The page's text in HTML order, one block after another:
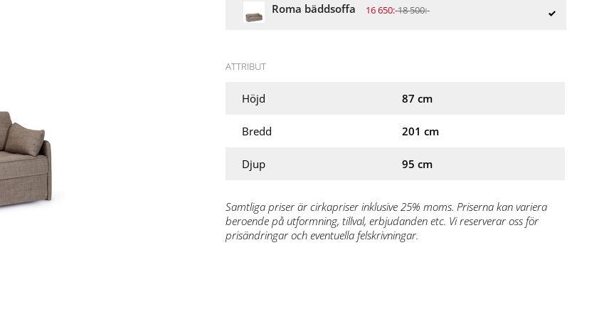
Roma bäddsoffa 16 650:-18 500:-
ATTRIBUT
Höjd 87 cm
Bredd 201 cm
Djup 95 cm
Samtliga priser är cirkapriser inklusive 25% moms. Priserna kan variera
beroende på utformning, tillval, erbjudanden etc. Vi reserverar oss för
prisändringar och eventuella felskrivningar.